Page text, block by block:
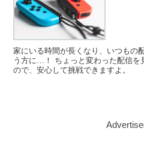
家にいる時間が長くなり、いつもの
う方に…！ ちょっと変わった配信を
ので、安心して挑戦できますよ。